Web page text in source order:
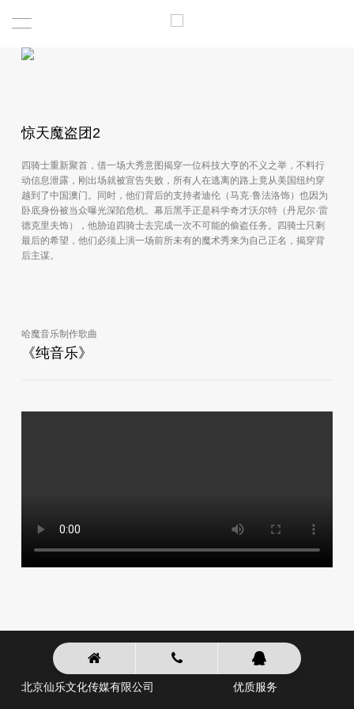
惊天魔盗团2
四骑士重新聚首，借一场大秀意图揭穿一位科技大亨的不义之举，不料行
动信息泄露，刚出场就被宣告失败，所有人在逃离的路上竟从美国纽约穿
越到了中国澳门。同时，他们背后的支持者迪伦（马克·鲁法洛饰）也因为
卧底身份被当众曝光深陷危机。幕后黑手正是科学奇才沃尔特（丹尼尔·雷
德克里夫饰），他胁迫四骑士去完成一次不可能的偷盗任务。四骑士只剩
最后的希望，他们必须上演一场前所未有的魔术秀来为自己正名，揭穿背
后主谋。
哈魔音乐制作歌曲
《纯音乐》
北京仙乐文化传媒有限公司 优质服务